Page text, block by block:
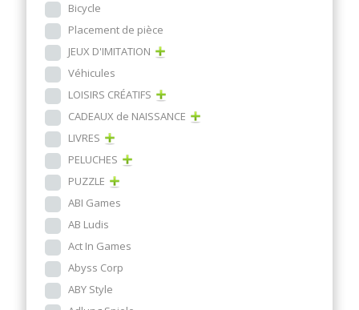
Bicycle
Placement de pièce
JEUX D'IMITATION
Véhicules
LOISIRS CRÉATIFS
CADEAUX de NAISSANCE
LIVRES
PELUCHES
PUZZLE
ABI Games
AB Ludis
Act In Games
Abyss Corp
ABY Style